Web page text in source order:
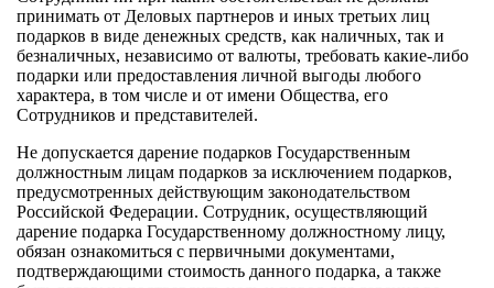
принимать от Деловых партнеров и иных третьих лиц
подарков в виде денежных средств, как наличных, так и
безналичных, независимо от валюты, требовать какие-либо
подарки или предоставления личной выгоды любого
характера, в том числе и от имени Общества, его
Сотрудников и представителей.
Не допускается дарение подарков Государственным
должностным лицам подарков за исключением подарков,
предусмотренных действующим законодательством
Российской Федерации. Сотрудник, осуществляющий
дарение подарка Государственному должностному лицу,
обязан ознакомиться с первичными документами,
подтверждающими стоимость данного подарка, а также